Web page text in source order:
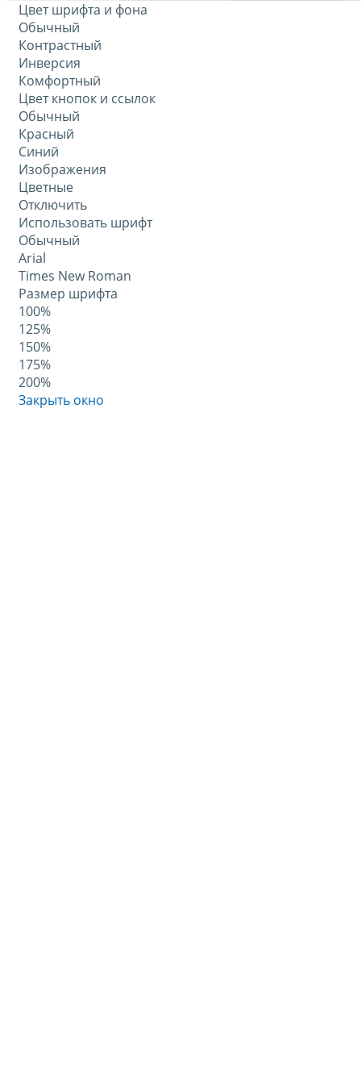
Цвет шрифта и фона
Обычный
Контрастный
Инверсия
Комфортный
Цвет кнопок и ссылок
Обычный
Красный
Синий
Изображения
Цветные
Отключить
Использовать шрифт
Обычный
Arial
Times New Roman
Размер шрифта
100%
125%
150%
175%
200%
Закрыть окно